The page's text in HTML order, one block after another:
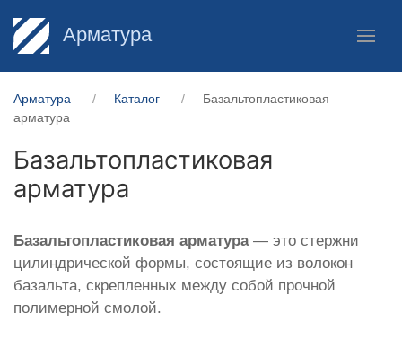
Арматура
Арматура Каталог
Базальтопластиковая
арматура
Базальтопластиковая
арматура
Базальтопластиковая арматура— это стержни
цилиндрической формы, состоящие из волокон
базальта, скрепленных между собой прочной
полимерной смолой.